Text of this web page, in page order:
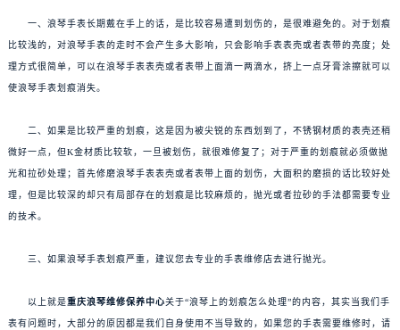
一、浪琴手表长期戴在手上的话，是比较容易遭到划伤的，是很难避免的。对于划痕
比较浅的，对浪琴手表的走时不会产生多大影响，只会影响手表表壳或者表带的亮度；处
理方式很简单，可以在浪琴手表表壳或者表带上面滴一两滴水，挤上一点牙膏涂擦就可以
使浪琴手表划痕消失。
二、如果是比较严重的划痕，这是因为被尖锐的东西划到了，不锈钢材质的表壳还稍
微好一点，但K金材质比较软，一旦被划伤，就很难修复了；对于严重的划痕就必须做抛
光和拉砂处理；首先修磨浪琴手表表壳或者表带上面的划伤，大面积的磨损的话比较好处
理，但是比较深的却只有局部存在的划痕是比较麻烦的，抛光或者拉砂的手法都需要专业
的技术。
三、如果浪琴手表划痕严重，建议您去专业的手表维修店去进行抛光。
以上就是重庆浪琴维修保养中心关于“浪琴上的划痕怎么处理”的内容，其实当我们手
表有问题时，大部分的原因都是我们自身使用不当导致的，如果您的手表需要维修时，请